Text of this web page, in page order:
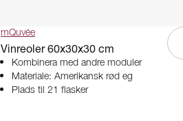
mQuvée
Vinreoler 60x30x30 cm
Kombinera med andre moduler
Materiale: Amerikansk rød eg
Plads til 21 flasker